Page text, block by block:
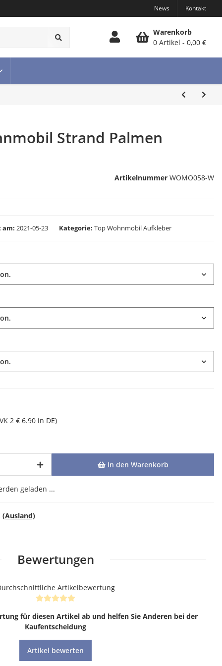
News Kontakt
Warenkorb
0 Artikel
0,00 €
Strand Palmen
Artikelnummer WOMO058-W
am: 2021-05-23 Kategorie Top Wohnmobil Aufkleber
2 € 6.90 in DE)
In den Warenkorb
geladen ...
(Ausland)
Bewertungen
Artikelbewertung
für diesen Artikel ab und helfen Sie Anderen bei der
Kaufentscheidung
Artikel bewerten